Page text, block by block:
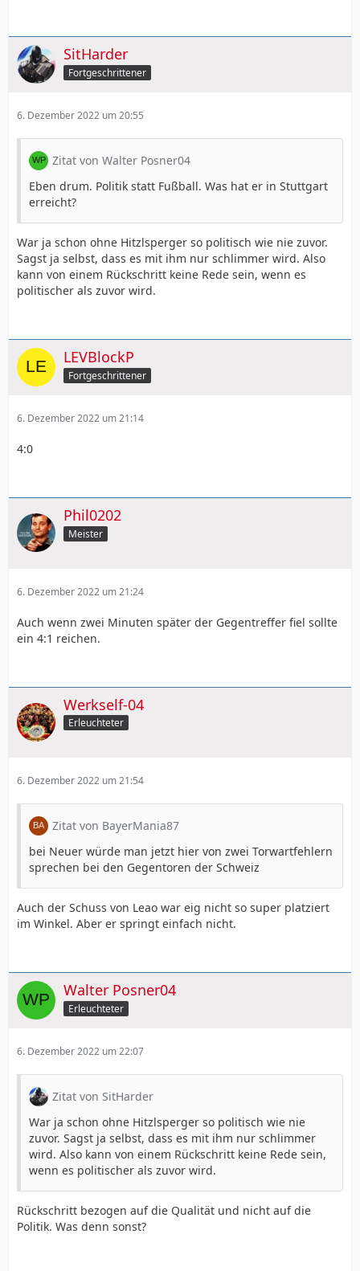
SitHarder
Fortgeschrittener
6. Dezember 2022 um 20:55
Zitat von Walter Posner04
Eben drum. Politik statt Fußball. Was hat er in Stuttgart
erreicht?
War ja schon ohne Hitzlsperger so politisch wie nie zuvor.
Sagst ja selbst, dass es mit ihm nur schlimmer wird. Also
kann von einem Rückschritt keine Rede sein, wenn es
politischer als zuvor wird.
LEVBlockP
Fortgeschrittener
6. Dezember 2022 um 21:14
4:0
Phil0202
Meister
6. Dezember 2022 um 21:24
Auch wenn zwei Minuten später der Gegentreffer fiel sollte
ein 4:1 reichen.
Werkself-04
Erleuchteter
6. Dezember 2022 um 21:54
Zitat von BayerMania87
bei Neuer würde man jetzt hier von zwei Torwartfehlern
sprechen bei den Gegentoren der Schweiz
Auch der Schuss von Leao war eig nicht so super platziert
im Winkel. Aber er springt einfach nicht.
Walter Posner04
Erleuchteter
6. Dezember 2022 um 22:07
Zitat von SitHarder
War ja schon ohne Hitzlsperger so politisch wie nie
zuvor. Sagst ja selbst, dass es mit ihm nur schlimmer
wird. Also kann von einem Rückschritt keine Rede sein,
wenn es politischer als zuvor wird.
Rückschritt bezogen auf die Qualität und nicht auf die
Politik. Was denn sonst?